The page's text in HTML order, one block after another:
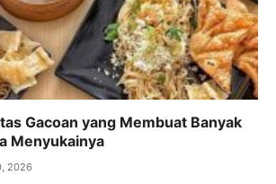
Gacoan yang Membuat Banyak
Menyukainya
2026